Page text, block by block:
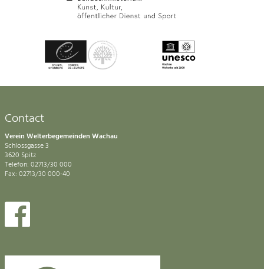
Contact
Verein Welterbegemeinden Wachau
Schlossgasse 3
3620 Spitz
Telefon: 02713/30 000
Fax: 02713/30 000-40